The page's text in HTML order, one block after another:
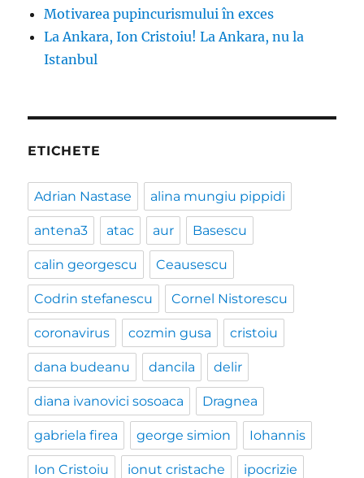
Motivarea pupincurismului în exces
La Ankara, Ion Cristoiu! La Ankara, nu la
Istanbul
ETICHETE
Adrian Nastase alina mungiu pippidi
antena3 atac aur Basescu
calin georgescu Ceausescu
Codrin stefanescu Cornel Nistorescu
coronavirus cozmin gusa cristoiu
dana budeanu dancila delir
diana ivanovici sosoaca Dragnea
gabriela firea george simion Iohannis
Ion Cristoiu ionut cristache ipocrizie